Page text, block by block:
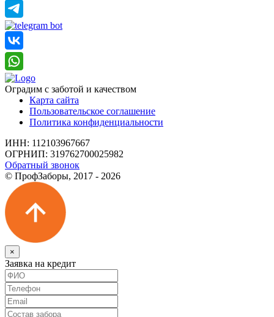
Оградим с заботой и качеством
Карта сайта
Пользовательское соглашение
Политика конфиденциальности
ИНН: 112103967667
ОГРНИП: 319762700025982
Обратный звонок
© ПрофЗаборы, 2017 - 2026
×
Заявка на кредит